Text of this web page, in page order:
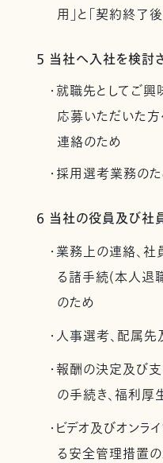
用」と「契約終了
5 当社へ入社を検討
・就職先としてご
応募いただいた方
連絡のため
・採用選考業務の
6 当社の役員及び社
・業務上の連絡、
る諸手続(本人退
のため
・人事選考、配属
・報酬の決定及び
の手続き、福利厚
・ビデオ及びオンラ
る安全管理措置